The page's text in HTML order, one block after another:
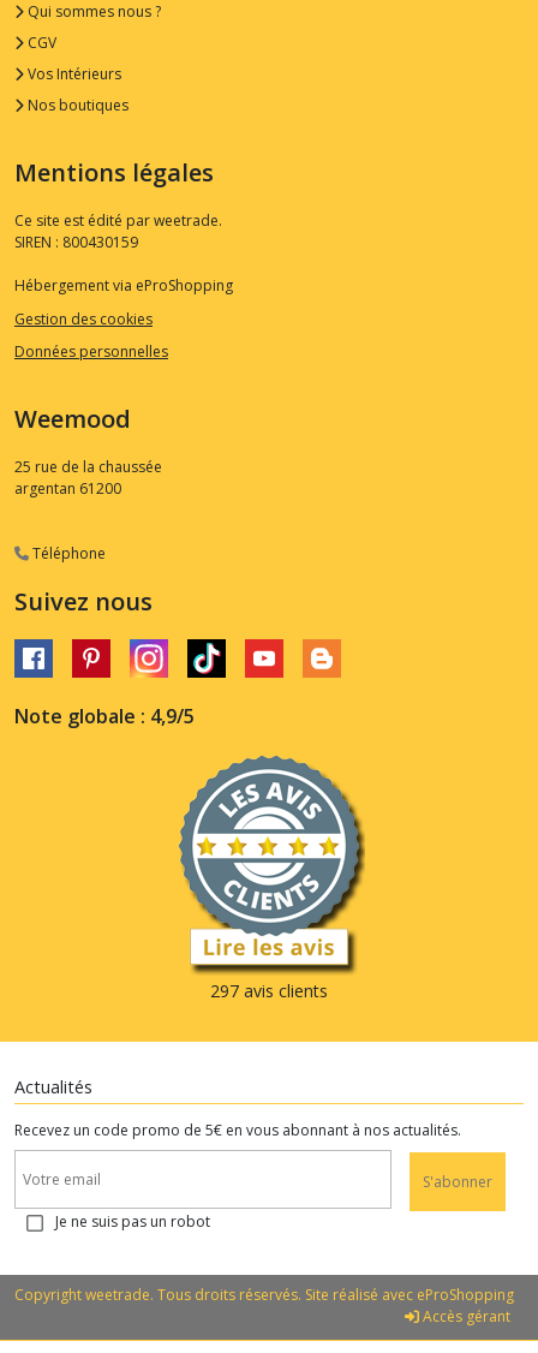
Qui sommes nous ?
CGV
Vos Intérieurs
Nos boutiques
Mentions légales
Ce site est édité par weetrade.
SIREN : 800430159
Hébergement via eProShopping
Gestion des cookies
Données personnelles
Weemood
25 rue de la chaussée
argentan 61200
Téléphone
Suivez nous
Note globale : 4,9/5
297 avis clients
Actualités
Recevez un code promo de 5€ en vous abonnant à nos actualités.
S'abonner
Je ne suis pas un robot
Copyright weetrade. Tous droits réservés. Site réalisé avec eProShopping
Accès gérant